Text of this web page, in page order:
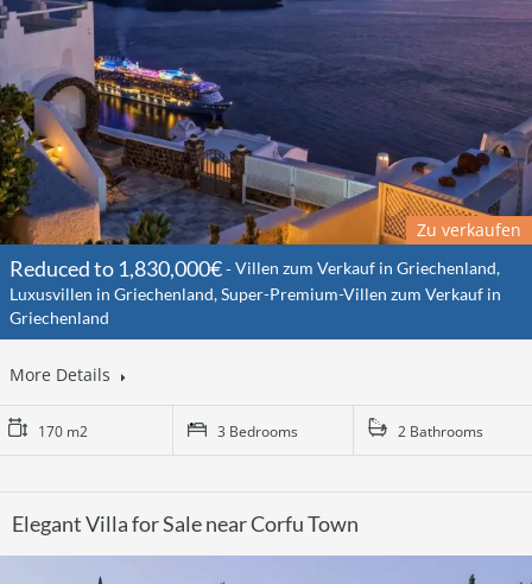
Zu verkaufen
Reduced to 1,830,000€
Villen zum Verkauf in Griechenland,
Luxusvillen in Griechenland, Super-Premium-Villen zum Verkauf in
Griechenland
More Details
170 m2 3 Bedrooms 2 Bathrooms
Elegant Villa for Sale near Corfu Town